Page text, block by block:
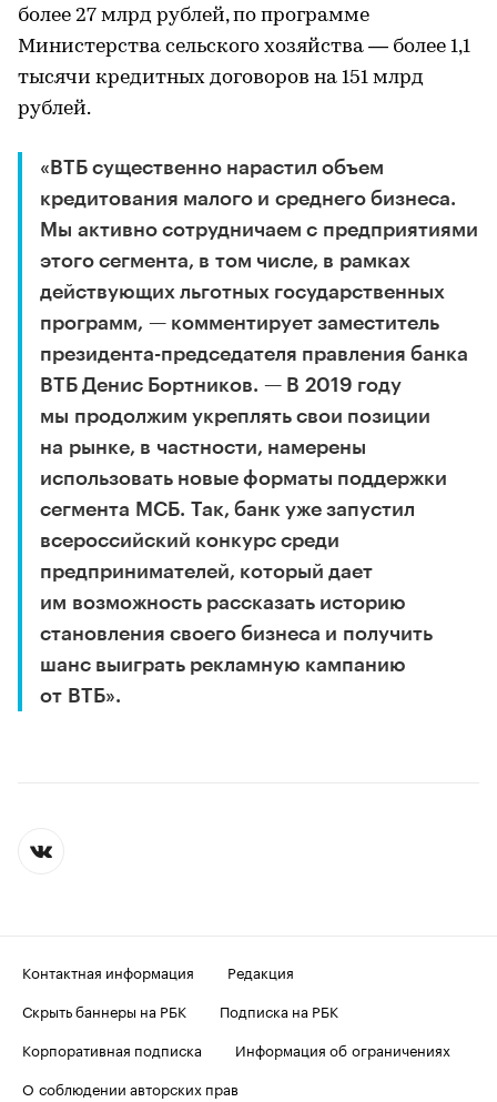
более 27 млрд рублей, по программе
Министерства сельского хозяйства — более 1,1
тысячи кредитных договоров на 151 млрд
рублей.
«ВТБ существенно нарастил объем
кредитования малого и среднего бизнеса.
Мы активно сотрудничаем с предприятиями
этого сегмента, в том числе, в рамках
действующих льготных государственных
программ, — комментирует заместитель
президента-председателя правления банка
ВТБ Денис Бортников. — В 2019 году
мы продолжим укреплять свои позиции
на рынке, в частности, намерены
использовать новые форматы поддержки
сегмента МСБ. Так, банк уже запустил
всероссийский конкурс среди
предпринимателей, который дает
им возможность рассказать историю
становления своего бизнеса и получить
шанс выиграть рекламную кампанию
от ВТБ».
Контактная информация
Редакция
Скрыть баннеры на РБК
Подписка на РБК
Корпоративная подписка
Информация об ограничениях
О соблюдении авторских прав